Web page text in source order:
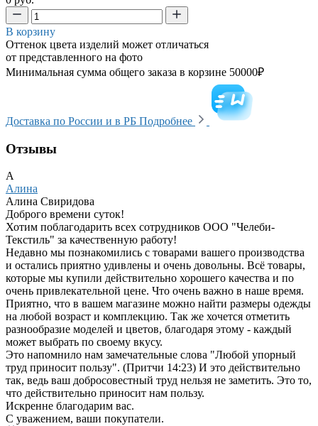
В корзину
Оттенок цвета изделий может отличаться
от представленного на фото
Минимальная сумма общего заказа в корзине 50000₽
Доставка по России и в РБ Подробнее
Отзывы
А
Алина
Алина Свиридова
Доброго времени суток!
Хотим поблагодарить всех сотрудников ООО "Челеби-
Текстиль" за качественную работу!
Недавно мы познакомились с товарами вашего производства
и остались приятно удивлены и очень довольны. Всё товары,
которые мы купили действительно хорошего качества и по
очень привлекательной цене. Что очень важно в наше время.
Приятно, что в вашем магазине можно найти размеры одежды
на любой возраст и комплекцию. Так же хочется отметить
разнообразие моделей и цветов, благодаря этому - каждый
может выбрать по своему вкусу.
Это напомнило нам замечательные слова "Любой упорный
труд приносит пользу". (Притчи 14:23) И это действительно
так, ведь ваш добросовестный труд нельзя не заметить. Это то,
что действительно приносит нам пользу.
Искренне благодарим вас.
С уважением, ваши покупатели.